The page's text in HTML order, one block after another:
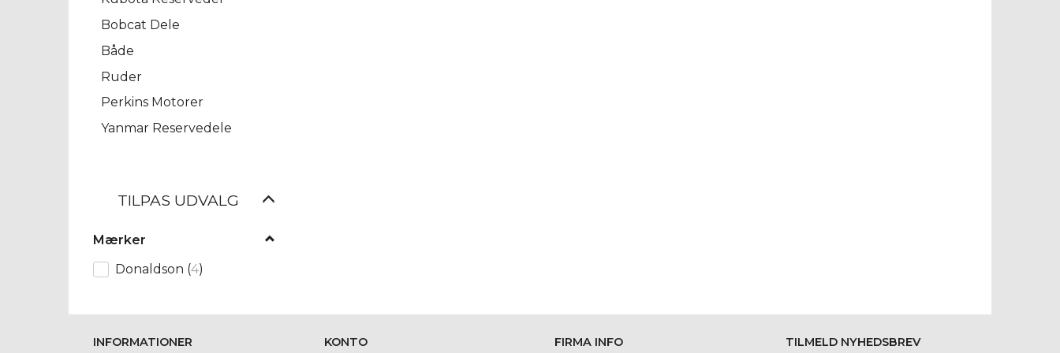
Bobcat Dele
Både
Ruder
Perkins Motorer
Yanmar Reservedele
TILPAS UDVALG
Mærker
Donaldson (4)
INFORMATIONER KONTO FIRMA INFO TILMELD NYHEDSBREV